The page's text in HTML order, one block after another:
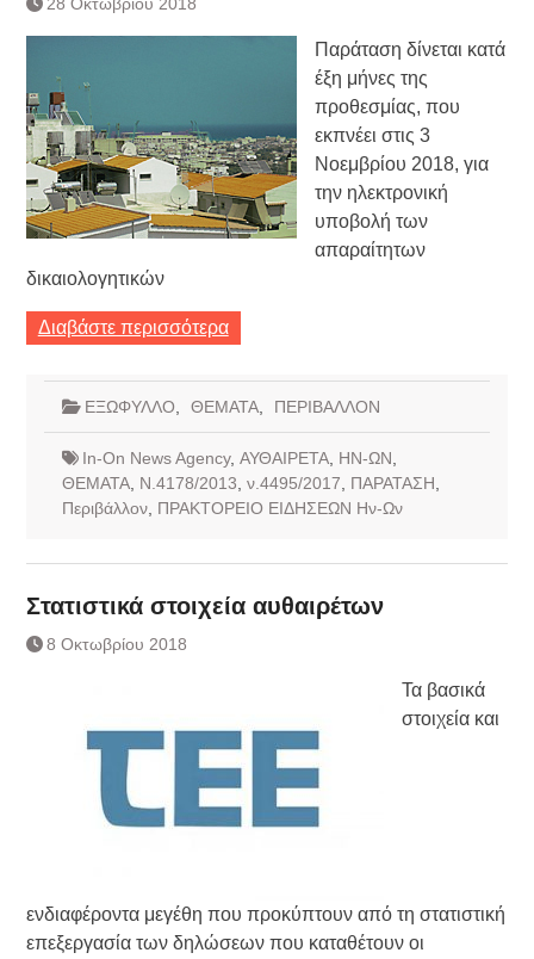
Κατάργηση βιβλιαρίων Υγείας
Ημερήσιο Δελτίο Τιμών
Συναλλάγματος &
Τραπεζογραμματίων 7-3-2019
Ημερήσιο Δελτίο Τιμών
Συναλλάγματος &
Τραπεζογραμματίων 4-3-2019
Κάθοδος αγροτών
Δικαιοσύνη
Παράταση δίνεται κατά
έξη μήνες της
προθεσμίας, που
εκπνέει στις 3
Νοεμβρίου 2018, για
την ηλεκτρονική
υποβολή των
απαραίτητων
δικαιολογητικών
Διαβάστε περισσότερα
ΕΞΩΦΥΛΛΟ ΘΕΜΑΤΑ, ΠΕΡΙΒΑΛΛΟΝ
In-On News Agency, ΑΥΘΑΙΡΕΤΑ, ΗΝ-ΩΝ
ΘΕΜΑΤΑ, Ν.4178/2013 ν.4495/2017 ΠΑΡΑΤΑΣΗ
Περιβάλλον, ΠΡΑΚΤΟΡΕΙΟ ΕΙΔΗΣΕΩΝ Ην-Ων
Στατιστικά στοιχεία αυθαιρέτων
8 Οκτωβρίου 2018
Τα βασικά
στοιχεία και
ενδιαφέροντα μεγέθη που προκύπτουν από τη στατιστική
επεξεργασία των δηλώσεων που καταθέτουν οι